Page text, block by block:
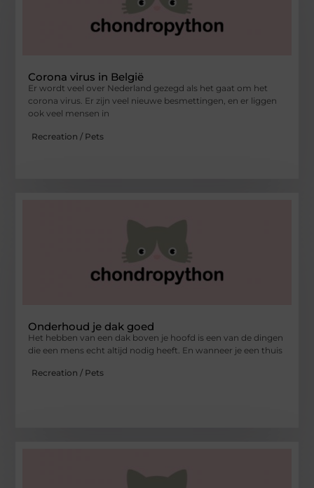
Corona virus in België
Er wordt veel over Nederland gezegd als het gaat om het
corona virus. Er zijn veel nieuwe besmettingen, en er liggen
ook veel mensen in
Recreation / Pets
Onderhoud je dak goed
Het hebben van een dak boven je hoofd is een van de dingen
die een mens echt altijd nodig heeft. En wanneer je een thuis
Recreation / Pets